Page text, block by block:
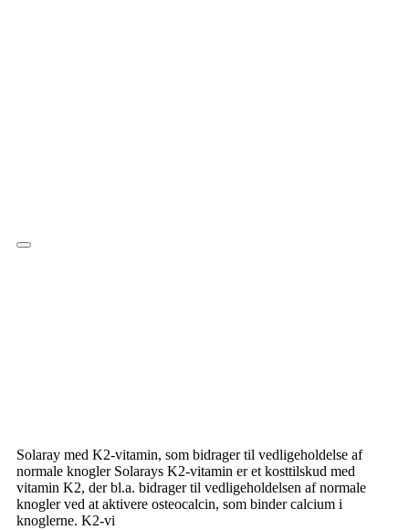
Hamburger Toggle Menu
Solaray med K2-vitamin, som bidrager til vedligeholdelse af
normale knogler Solarays K2-vitamin er et kosttilskud med
vitamin K2, der bl.a. bidrager til vedligeholdelsen af normale
knogler ved at aktivere osteocalcin, som binder calcium i
knoglerne. K2-vi